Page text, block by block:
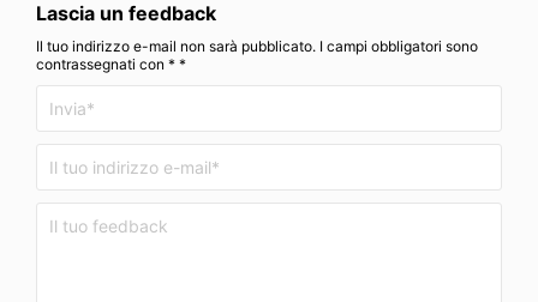
Lascia un feedback
Il tuo indirizzo e-mail non sarà pubblicato. I campi obbligatori sono
contrassegnati con * *